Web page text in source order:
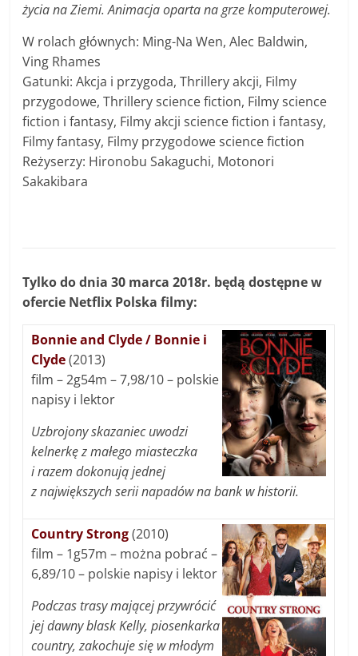
życia na Ziemi. Animacja oparta na grze komputerowej.
W rolach głównych: Ming-Na Wen, Alec Baldwin,
Ving Rhames
Gatunki: Akcja i przygoda, Thrillery akcji, Filmy
przygodowe, Thrillery science fiction, Filmy science
fiction i fantasy, Filmy akcji science fiction i fantasy,
Filmy fantasy, Filmy przygodowe science fiction
Reżyserzy: Hironobu Sakaguchi, Motonori
Sakakibara
Tylko do dnia 30 marca 2018r. będą dostępne w
ofercie Netflix Polska filmy:
Bonnie and Clyde / Bonnie i
Clyde(2013)
film – 2g54m – 7,98/10 – polskie
napisy i lektor
Uzbrojony skazaniec uwodzi
kelnerkę z małego miasteczka
i razem dokonują jednej
z największych serii napadów na bank w historii.
Country Strong(2010)
film – 1g57m – można pobrać –
6,89/10 – polskie napisy i lektor
Podczas trasy mającej przywrócić
jej dawny blask Kelly, piosenkarka
country, zakochuje się w młodym